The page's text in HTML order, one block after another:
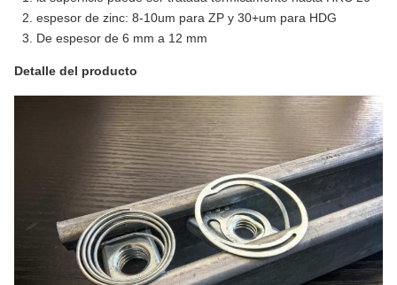
espesor de zinc: 8-10um para ZP y 30+um para HDG
De espesor de 6 mm a 12 mm
Detalle del producto